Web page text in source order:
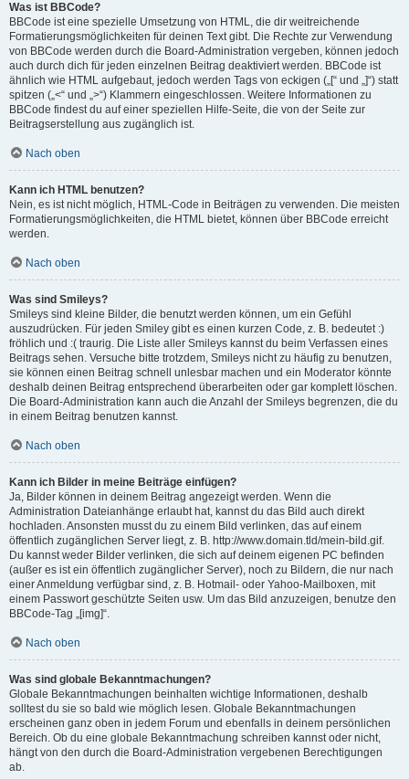
Was ist BBCode?
BBCode ist eine spezielle Umsetzung von HTML, die dir weitreichende
Formatierungsmöglichkeiten für deinen Text gibt. Die Rechte zur Verwendung
von BBCode werden durch die Board-Administration vergeben, können jedoch
auch durch dich für jeden einzelnen Beitrag deaktiviert werden. BBCode ist
ähnlich wie HTML aufgebaut, jedoch werden Tags von eckigen („[“ und „]“) statt
spitzen („<“ und „>“) Klammern eingeschlossen. Weitere Informationen zu
BBCode findest du auf einer speziellen Hilfe-Seite, die von der Seite zur
Beitragserstellung aus zugänglich ist.
Nach oben
Kann ich HTML benutzen?
Nein, es ist nicht möglich, HTML-Code in Beiträgen zu verwenden. Die meisten
Formatierungsmöglichkeiten, die HTML bietet, können über BBCode erreicht
werden.
Nach oben
Was sind Smileys?
Smileys sind kleine Bilder, die benutzt werden können, um ein Gefühl
auszudrücken. Für jeden Smiley gibt es einen kurzen Code, z. B. bedeutet :)
fröhlich und :( traurig. Die Liste aller Smileys kannst du beim Verfassen eines
Beitrags sehen. Versuche bitte trotzdem, Smileys nicht zu häufig zu benutzen,
sie können einen Beitrag schnell unlesbar machen und ein Moderator könnte
deshalb deinen Beitrag entsprechend überarbeiten oder gar komplett löschen.
Die Board-Administration kann auch die Anzahl der Smileys begrenzen, die du
in einem Beitrag benutzen kannst.
Nach oben
Kann ich Bilder in meine Beiträge einfügen?
Ja, Bilder können in deinem Beitrag angezeigt werden. Wenn die
Administration Dateianhänge erlaubt hat, kannst du das Bild auch direkt
hochladen. Ansonsten musst du zu einem Bild verlinken, das auf einem
öffentlich zugänglichen Server liegt, z. B. http://www.domain.tld/mein-bild.gif.
Du kannst weder Bilder verlinken, die sich auf deinem eigenen PC befinden
(außer es ist ein öffentlich zugänglicher Server), noch zu Bildern, die nur nach
einer Anmeldung verfügbar sind, z. B. Hotmail- oder Yahoo-Mailboxen, mit
einem Passwort geschützte Seiten usw. Um das Bild anzuzeigen, benutze den
BBCode-Tag „[img]“.
Nach oben
Was sind globale Bekanntmachungen?
Globale Bekanntmachungen beinhalten wichtige Informationen, deshalb
solltest du sie so bald wie möglich lesen. Globale Bekanntmachungen
erscheinen ganz oben in jedem Forum und ebenfalls in deinem persönlichen
Bereich. Ob du eine globale Bekanntmachung schreiben kannst oder nicht,
hängt von den durch die Board-Administration vergebenen Berechtigungen
ab.